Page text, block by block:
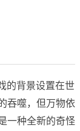
的背景设置在世
吞噬，但万物依
一种全新的奇怪